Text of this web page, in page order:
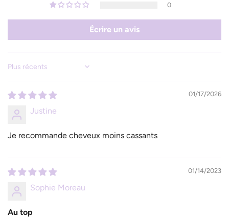
0
Écrire un avis
Sort by
01/17/2026
Justine
Je recommande cheveux moins cassants
01/14/2023
Sophie Moreau
Au top